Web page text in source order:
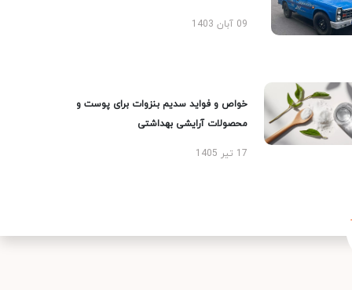
09 آبان 1403
خواص و فواید سدیم بنزوات برای پوست و
محصولات آرایشی بهداشتی
17 تیر 1405